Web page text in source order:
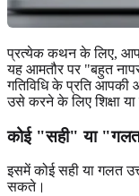
प्रत्येक कथन के लिए, आप
यह आमतौर पर "बहुत
गतिविधि के प्रति
उसे करने के लिए शिक्षा या
कोई "सही" या
इसमें कोई सही या गलत
सकते।